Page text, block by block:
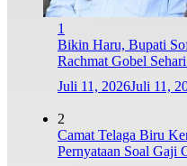
1
Bikin Haru, Bupati
Rachmat Gobel
Juli 11, 2026Juli 11,
2
Camat Telaga Biru
Pernyataan Soal Gaji